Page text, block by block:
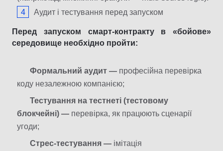
Аудит і тестування перед запуском
Перед запуском смарт-контракту в «бойове»
середовище необхідно пройти:
Формальний аудит — професійна перевірка
коду незалежною компанією;
Тестування на тестнеті (тестовому
блокчейні) — перевірка, як працюють сценарії
угоди;
Стрес-тестування — імітація